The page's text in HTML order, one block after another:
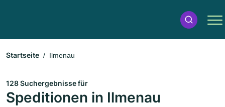
Startseite Ilmenau
128 Suchergebnisse für
Speditionen in Ilmenau